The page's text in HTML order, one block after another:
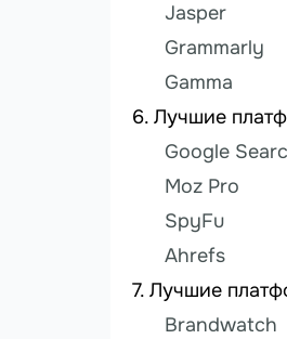
Jasper
Grammarly
Gamma
Лучшие
Google
Moz Pro
SpyFu
Ahrefs
Лучшие
Brandwatch